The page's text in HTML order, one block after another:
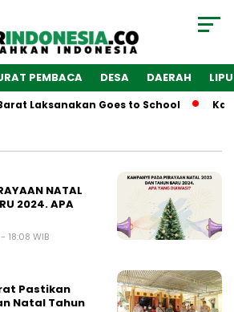
PEMBACA DESA DAERAH
Laksanakan Goes to School
NATAL
2024. APA
18:08 WIB
Pastikan
Natal Tahun